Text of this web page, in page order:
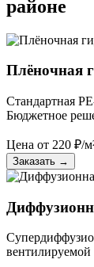
районе
Плёночная
Стандартная
Бюджетное
Цена от 220 ₽/
Заказать →
вентилируемой